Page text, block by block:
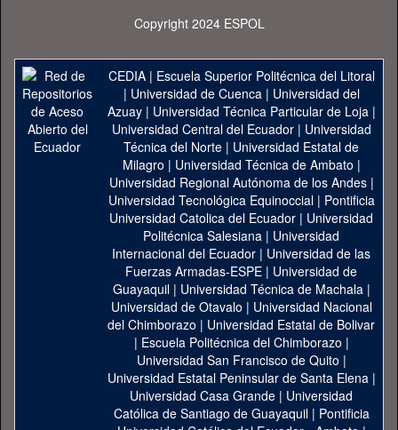
Copyright 2024 ESPOL
CEDIA| Escuela Superior Politécnica del Litoral
| Universidad de Cuenca| Universidad del
Azuay| Universidad Técnica Particular de Loja|
Universidad Central del Ecuador| Universidad
Técnica del Norte | Universidad Estatal de
Milagro | Universidad Técnica de Ambato |
Universidad Regional Autónoma de los Andes|
Universidad Tecnológica Equinoccial| Pontificia
Universidad Catolica del Ecuador | Universidad
Politécnica Salesiana | Universidad
Internacional del Ecuador | Universidad de las
Fuerzas Armadas-ESPE | Universidad de
Guayaquil| Universidad Técnica de Machala|
Universidad de Otavalo | Universidad Nacional
del Chimborazo | Universidad Estatal de Bolivar
| Escuela Politécnica del Chimborazo |
Universidad San Francisco de Quito |
Universidad Estatal Peninsular de Santa Elena|
Universidad Casa Grande | Universidad
Católica de Santiago de Guayaquil| Pontificia